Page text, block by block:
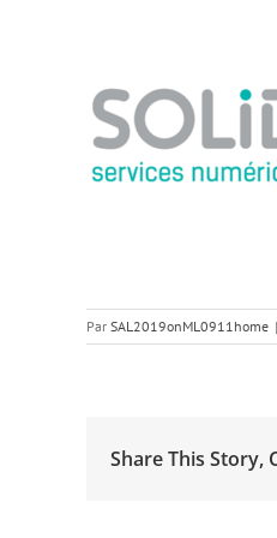
Par SAL2019onML0911home |
Share This Story,